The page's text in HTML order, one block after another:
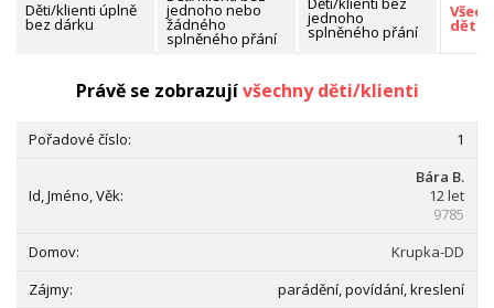
Děti/klienti úplně
bez dárku
jednoho nebo
žádného
splněného přání
jednoho
splněného přání děti/
Právě se zobrazujívšechny děti/klienti
1
Bára B.
12 let
9785
Krupka-DD
parádění, povídání, kreslení